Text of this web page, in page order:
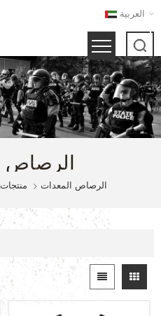
العربية
الرصاص
منتجات الرصاص المعدات